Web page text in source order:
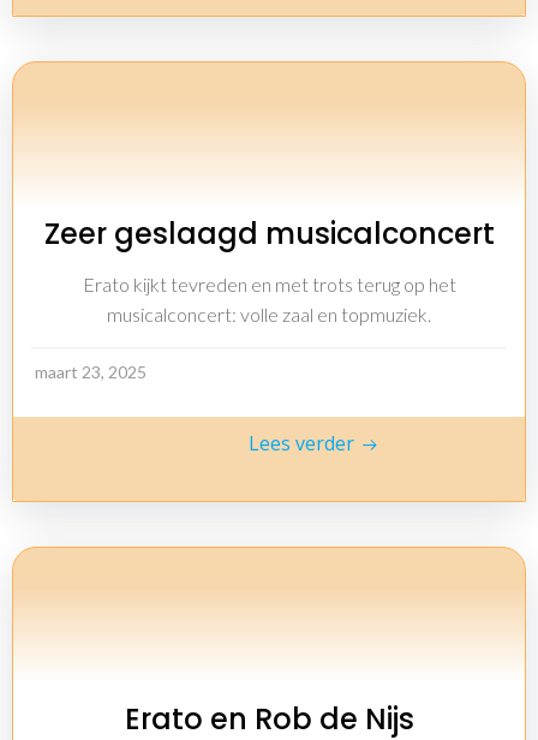
Zeer geslaagd musicalconcert
Erato kijkt tevreden en met trots terug op het
musicalconcert: volle zaal en topmuziek.
maart 23, 2025
Lees verder
Erato en Rob de Nijs